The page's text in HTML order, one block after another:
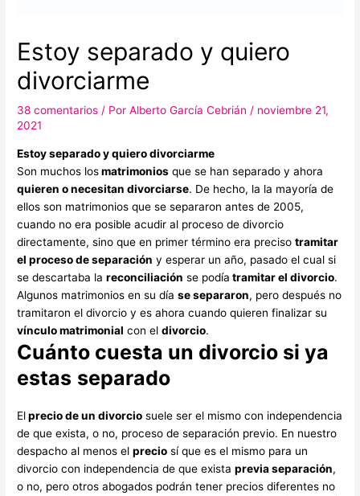
Estoy separado y quiero
divorciarme
38 comentarios / PorAlberto García Cebrián/ noviembre 21,
2021
Estoy separado y quiero divorciarme
Son muchos losmatrimonios que se han separado y ahora
quieren o necesitan divorciarse. De hecho, la la mayoría de
ellos son matrimonios que se separaron antes de 2005,
cuando no era posible acudir al proceso de divorcio
directamente, sino que en primer término era precisotramitar
el proceso de separación y esperar un año, pasado el cual si
se descartaba lareconciliación se podía tramitar el divorcio.
Algunos matrimonios en su díase separaron, pero después no
tramitaron el divorcio y es ahora cuando quieren finalizar su
vínculo matrimonial con eldivorcio.
Cuánto cuesta un divorcio si ya
estas separado
Elprecio de un divorcio suele ser el mismo con independencia
de que exista, o no, proceso de separación previo. En nuestro
despacho al menos elprecio sí que es el mismo para un
divorcio con independencia de que existaprevia separación,
o no, pero otros abogados podrán tener precios diferentes no